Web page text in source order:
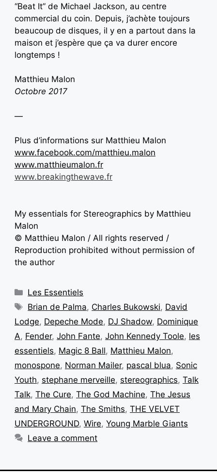
“Beat It” de Michael Jackson, au centre
commercial du coin. Depuis, j’achète toujours
beaucoup de disques, il y en a partout dans la
maison et j’espère que ça va durer encore
longtemps !
Matthieu Malon
Octobre 2017
—
Plus d’informations sur Matthieu Malon
www.facebook.com/matthieu.malon
www.matthieumalon.fr
www.breakingthewave.fr
My essentials for Stereographics by Matthieu
Malon
© Matthieu Malon / All rights reserved /
Reproduction prohibited without permission of
the author
Les Essentiels
Brian de Palma, Charles Bukowski, David
Lodge, Depeche Mode, DJ Shadow, Dominique
A, Fender, John Fante, John Kennedy Toole, les
essentiels, Magic 8 Ball, Matthieu Malon,
monospone, Norman Mailer, pascal blua, Sonic
Youth, stephane merveille, stereographics, Talk
Talk, The Cure, The God Machine, The Jesus
and Mary Chain, The Smiths, THE VELVET
UNDERGROUND, Wire, Young Marble Giants
Leave a comment